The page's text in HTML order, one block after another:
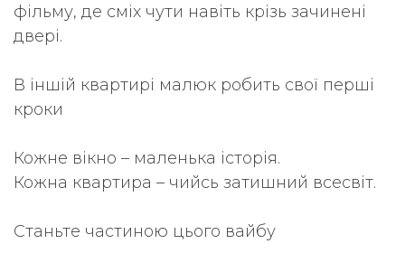
фільму, де сміх чути навіть крізь зачинені
двері.
В іншій квартирі малюк робить свої перші
кроки
Кожне вікно – маленька історія.
Кожна квартира – чийсь затишний всесвіт.
Станьте частиною цього вайбу